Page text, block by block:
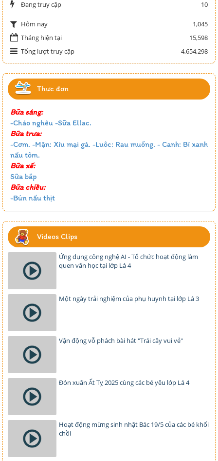
Đang truy cập 10
Hôm nay
1,045
Tháng hiện tại
15,598
Tổng lượt truy cập
4,654,298
Thực đơn
Bữa sáng:
-Cháo nghêu -Sữa Ellac.
Bữa trưa:
-Cơm. -Mặn: Xíu mại gà. -Luôc: Rau muống. - Canh: Bí xanh
nấu tôm.
Bữa xế:
Sữa bắp
Bữa chiều:
-Bún nấu thịt
Videos Clips
Ứng dụng công nghệ AI - Tổ chức hoạt động làm
quen văn học tại lớp Lá 4
Một ngày trải nghiệm của phụ huynh tại lớp Lá 3
Vận động vỗ phách bài hát "Trái cây vui vẻ"
Đón xuân Ất Tỵ 2025 cùng các bé yêu lớp Lá 4
Hoạt động mừng sinh nhật Bác 19/5 của các bé khối
chồi